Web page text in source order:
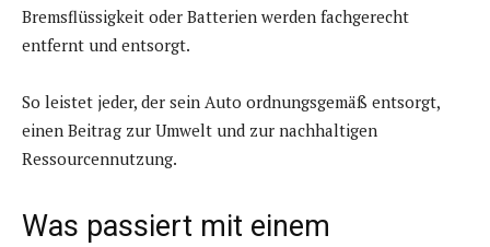
Bremsflüssigkeit oder Batterien werden fachgerecht
entfernt und entsorgt.
So leistet jeder, der sein Auto ordnungsgemäß entsorgt,
einen Beitrag zur Umwelt und zur nachhaltigen
Ressourcennutzung.
Was passiert mit einem